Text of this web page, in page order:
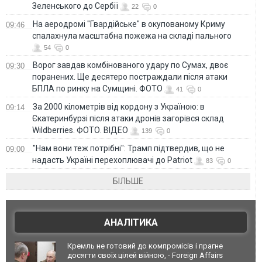
Зеленського до Сербії
22 0
09:46
На аеродромі "Гвардійське" в окупованому Криму
спалахнула масштабна пожежа на складі пального
54 0
09:30
Ворог завдав комбінованого удару по Сумах, двоє
поранених. Ще десятеро постраждали після атаки
БПЛА по ринку на Сумщині. ФОТО
41 0
09:14
За 2000 кілометрів від кордону з Україною: в
Єкатеринбурзі після атаки дронів загорівся склад
Wildberries. ФОТО. ВІДЕО
139 0
09:00
"Нам вони теж потрібні": Трамп підтвердив, що не
надасть Україні перехоплювачі до Patriot
83 0
БІЛЬШЕ
АНАЛІТИКА
Кремль не готовий до компромісів і прагне
досягти своїх цілей війною, - Foreign Affairs